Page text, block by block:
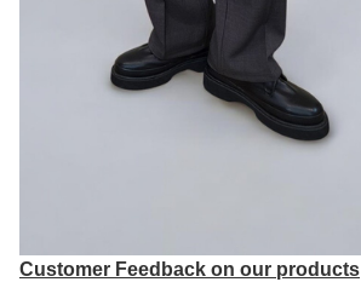
Customer Feedback on our products